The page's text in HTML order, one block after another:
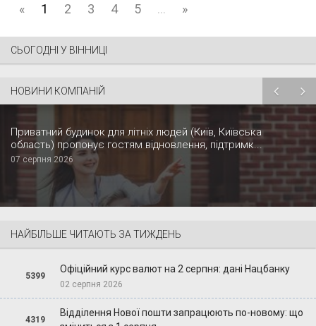
« 1 2 3 4 5 ... »
СЬОГОДНІ У ВІННИЦІ
НОВИНИ КОМПАНІЙ
Приватний будинок для літніх людей (Київ, Київська
область) пропонує гостям відновлення, підтримк...
07 серпня 2026
НАЙБІЛЬШЕ ЧИТАЮТЬ ЗА ТИЖДЕНЬ
5399
Офіційний курс валют на 2 серпня: дані Нацбанку
02 серпня 2026
4319
Відділення Нової пошти запрацюють по-новому: що